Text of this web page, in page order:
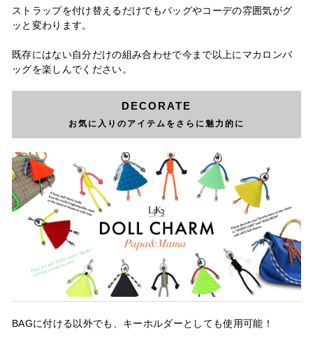
ストラップを付け替えるだけでもバッグやコーデの雰囲気がグ
ッと変わります。
既存にはない自分だけの組み合わせで今まで以上にマカロンバ
ッグを楽しんでください。
DECORATE
お気に入りのアイテムをさらに魅力的に
BAGに付ける以外でも、キーホルダーとしても使用可能！